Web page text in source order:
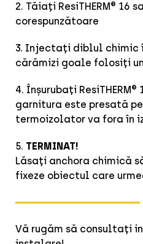
2. Tăiați ResiTHERM® 16
corespunzătoare
3. Injectați diblul chimic
cărămizi goale folosiți
4. Înșurubați ResiTHERM®
garnitura este presată
termoizolator va fora în
5. TERMINAT!
Lăsați anchora chimică
fixeze obiectul care
Vă rugăm să consultați